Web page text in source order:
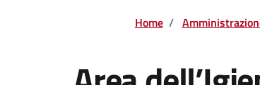
Home /